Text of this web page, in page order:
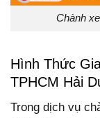
Chành
Hình Thức
TPHCM Hải
Trong dịch vụ